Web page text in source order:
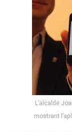
L’alcalde
mostrant